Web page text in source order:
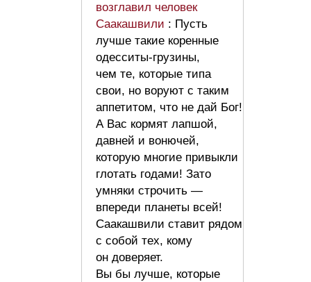
возглавил человек
Саакашвили : Пусть
лучше такие коренные
одесситы-грузины,
чем те, которые типа
свои, но воруют с таким
аппетитом, что не дай Бог!
А Вас кормят лапшой,
давней и вонючей,
которую многие привыкли
глотать годами! Зато
умняки строчить —
впереди планеты всей!
Саакашвили ставит рядом
с собой тех, кому
он доверяет.
Вы бы лучше, которые